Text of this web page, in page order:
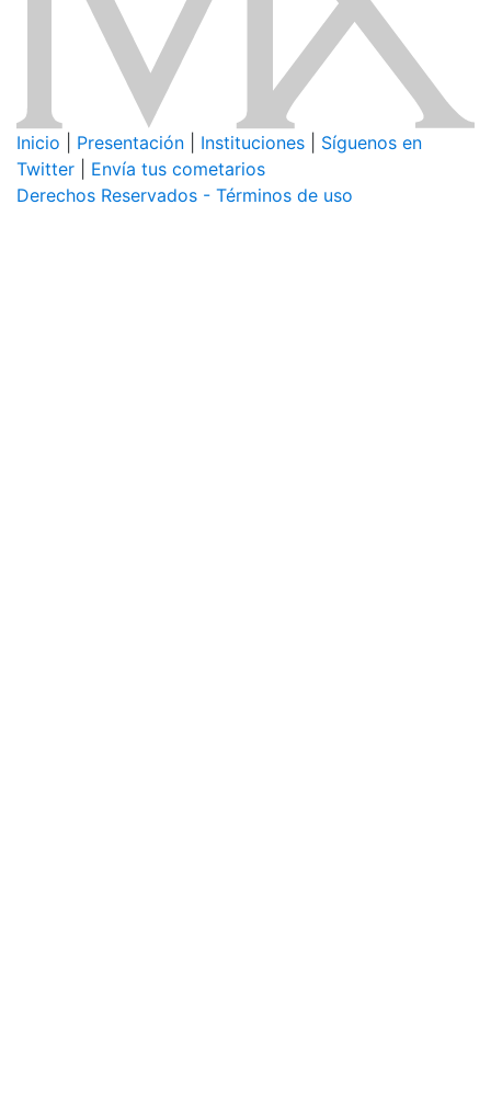
Inicio Presentación Instituciones
Síguenos en
Twitter
Envía tus cometarios
Derechos Reservados - Términos de uso